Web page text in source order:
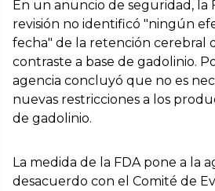
En un anuncio de seguridad, la
revisión no identificó "ningún
fecha" de la retención cerebral
contraste a base de gadolinio.
agencia concluyó que no es
nuevas restricciones a los
de gadolinio.
La medida de la FDA pone a la
desacuerdo con el Comité de